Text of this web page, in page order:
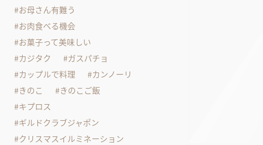
お母さん有難う
お肉食べる機会
お菓子って美味しい
カジタク
ガスパチョ
カップルで料理
カンノーリ
きのこ
きのこご飯
キプロス
ギルドクラブジャポン
クリスマスイルミネーション